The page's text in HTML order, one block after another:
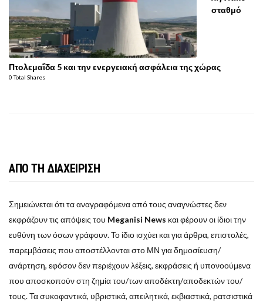
σταθμό
Πτολεμαΐδα 5 και την ενεργειακή ασφάλεια της χώρας
0 Total Shares
ΑΠΟ ΤΗ ΔΙΑΧΕΙΡΙΣΗ
Σημειώνεται ότι τα αναγραφόμενα από τους αναγνώστες δεν
εκφράζουν τις απόψεις του Meganisi News και φέρουν οι ίδιοι την
ευθύνη των όσων γράφουν. Το ίδιο ισχύει και για άρθρα, επιστολές,
παρεμβάσεις που αποστέλλονται στο ΜΝ για δημοσίευση/
ανάρτηση, εφόσον δεν περιέχουν λέξεις, εκφράσεις ή υπονοούμενα
που αποσκοπούν στη ζημία του/των αποδέκτη/αποδεκτών του/
τους. Τα συκοφαντικά, υβριστικά, απειλητικά, εκβιαστικά, ρατσιστικά